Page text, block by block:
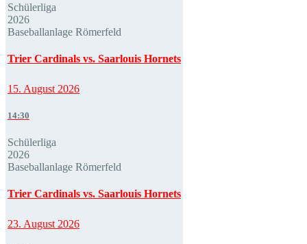
Schülerliga
2026
Baseballanlage Römerfeld
Trier Cardinals vs. Saarlouis Hornets
15. August 2026
14:30
Schülerliga
2026
Baseballanlage Römerfeld
Trier Cardinals vs. Saarlouis Hornets
23. August 2026